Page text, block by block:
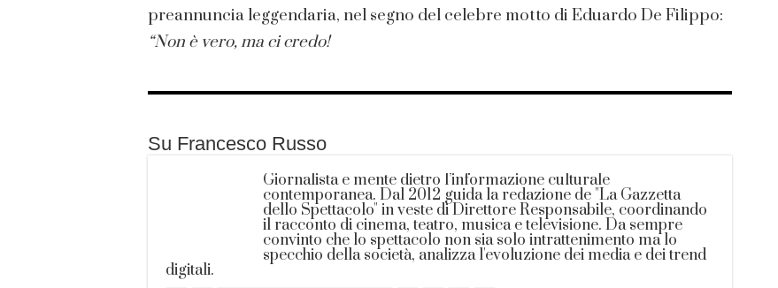
preannuncia leggendaria, nel segno del celebre motto di Eduardo De Filippo:
“Non è vero, ma ci credo!
Su Francesco Russo
Giornalista e mente dietro l’informazione culturale
contemporanea. Dal 2012 guida la redazione de "La Gazzetta
dello Spettacolo" in veste di Direttore Responsabile, coordinando
il racconto di cinema, teatro, musica e televisione. Da sempre
convinto che lo spettacolo non sia solo intrattenimento ma lo
specchio della società, analizza l'evoluzione dei media e dei trend
digitali.